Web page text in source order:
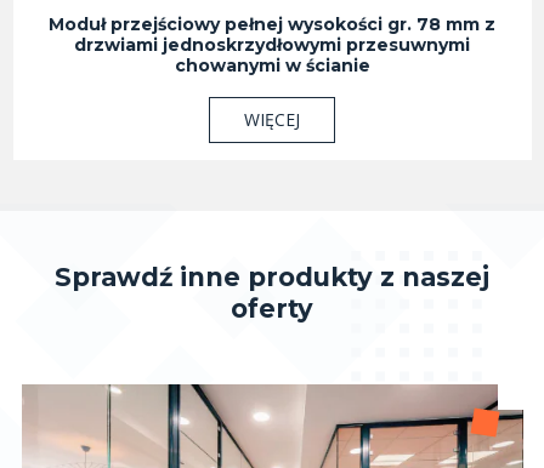
Moduł przejściowy pełnej wysokości gr. 78 mm z
drzwiami jednoskrzydłowymi przesuwnymi
chowanymi w ścianie
WIĘCEJ
Sprawdź inne produkty z naszej
oferty